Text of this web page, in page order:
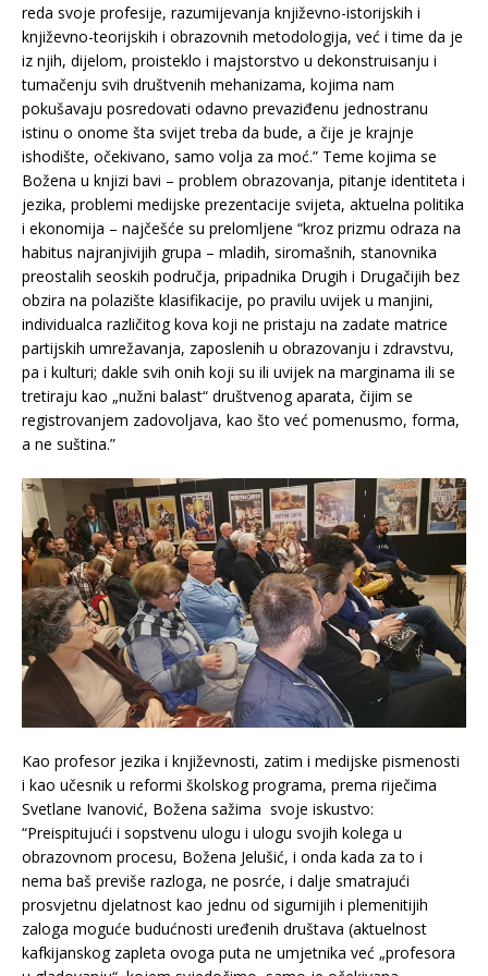
reda svoje profesije, razumijevanja književno-istorijskih i
književno-teorijskih i obrazovnih metodologija, već i time da je
iz njih, dijelom, proisteklo i majstorstvo u dekonstruisanju i
tumačenju svih društvenih mehanizama, kojima nam
pokušavaju posredovati odavno prevaziđenu jednostranu
istinu o onome šta svijet treba da bude, a čije je krajnje
ishodište, očekivano, samo volja za moć.” Teme kojima se
Božena u knjizi bavi – problem obrazovanja, pitanje identiteta i
jezika, problemi medijske prezentacije svijeta, aktuelna politika
i ekonomija – najčešće su prelomljene “kroz prizmu odraza na
habitus najranjivijih grupa – mladih, siromašnih, stanovnika
preostalih seoskih područja, pripadnika Drugih i Drugačijih bez
obzira na polazište klasifikacije, po pravilu uvijek u manjini,
individualca različitog kova koji ne pristaju na zadate matrice
partijskih umrežavanja, zaposlenih u obrazovanju i zdravstvu,
pa i kulturi; dakle svih onih koji su ili uvijek na marginama ili se
tretiraju kao „nužni balast“ društvenog aparata, čijim se
registrovanjem zadovoljava, kao što već pomenusmo, forma,
a ne suština.”
Kao profesor jezika i književnosti, zatim i medijske pismenosti
i kao učesnik u reformi školskog programa, prema riječima
Svetlane Ivanović, Božena sažima svoje iskustvo:
“Preispitujući i sopstvenu ulogu i ulogu svojih kolega u
obrazovnom procesu, Božena Jelušić, i onda kada za to i
nema baš previše razloga, ne posrće, i dalje smatrajući
prosvjetnu djelatnost kao jednu od sigurnijih i plemenitijih
zaloga moguće budućnosti uređenih društava (aktuelnost
kafkijanskog zapleta ovoga puta ne umjetnika već „profesora